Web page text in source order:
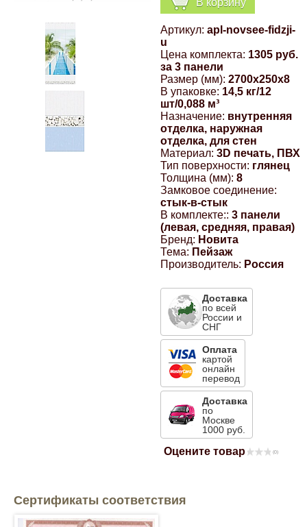
Артикул: apl-novsee-fidzji-
u
Цена комплекта: 1305 руб.
за 3 панели
Размер (мм): 2700x250x8
В упаковке: 14,5 кг/12
шт/0,088 м³
Назначение: внутренняя
отделка, наружная
отделка, для стен
Материал: 3D печать, ПВХ
Тип поверхности: глянец
Толщина (мм): 8
Замковое соединение:
стык-в-стык
В комплекте:: 3 панели
(левая, средняя, правая)
Бренд: Новита
Тема: Пейзаж
Производитель: Россия
Доставка
по всей
России и
СНГ
Оплата
картой
онлайн
перевод
Доставка
по
Москве
1000 руб.
Оцените товар (0)
Сертификаты соответствия
Компрессионные фитинги Poliext
Hyundai
Volkswagen
Флуоресцентные краски
Шпатлевки, штукатурки
Эмали универсальные акриловые
Грунтовки, защитные лаки
Магнитные панели на холодильник